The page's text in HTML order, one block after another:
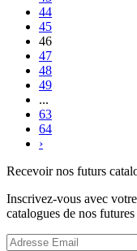
44
45
46
47
48
49
...
63
64
›
Recevoir nos futurs
Inscrivez-vous avec
catalogues de nos